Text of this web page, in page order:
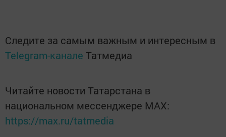
Следите за самым важным и интересным в
Telegram-канале Татмедиа
Читайте новости Татарстана в
национальном мессенджере MАХ:
https://max.ru/tatmedia